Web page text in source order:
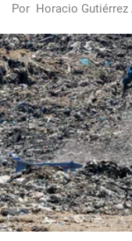
Por Horacio Gutiérrez